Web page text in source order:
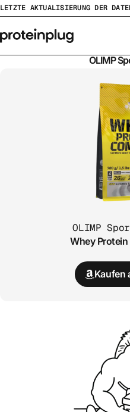
Zum
springen
LETZTE AKTUALISIERUNG DER
OLIMP
OLIMP
Whey
Kaufen